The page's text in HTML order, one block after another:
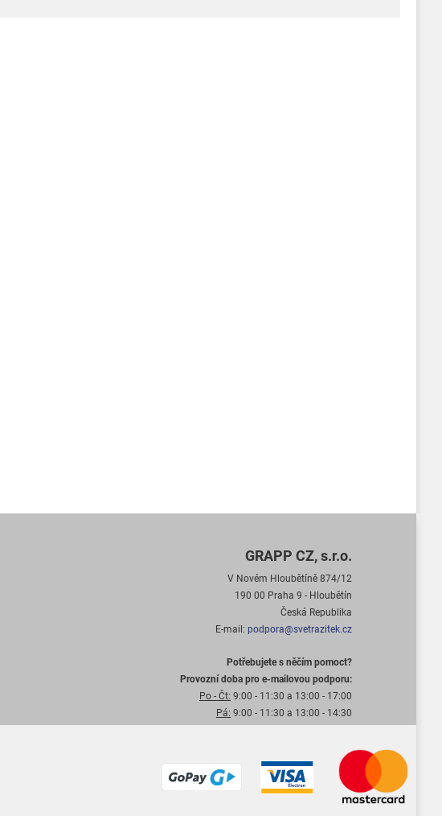
GRAPP CZ, s.r.o.
V Novém Hloubětíně 874/12
190 00 Praha 9 - Hloubětín
Česká Republika
E-mail: podpora@svetrazitek.cz
Potřebujete s něčím pomoct?
Provozní doba pro e-mailovou podporu:
Po - Čt: 9:00 - 11:30 a 13:00 - 17:00
Pá: 9:00 - 11:30 a 13:00 - 14:30